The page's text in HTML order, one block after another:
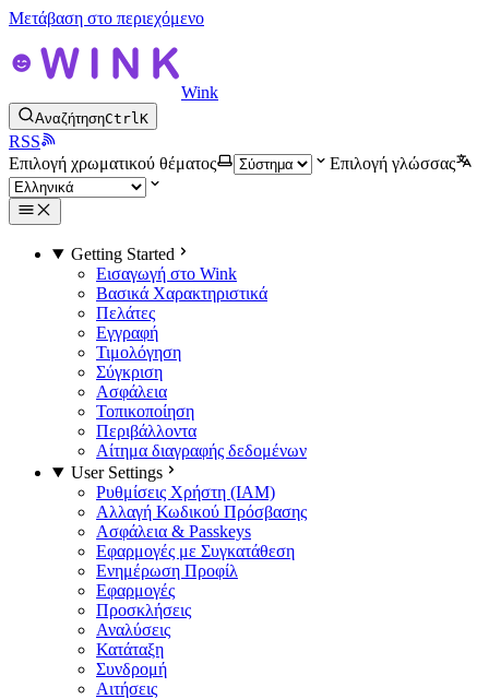
Μετάβαση στο περιεχόμενο
Wink
ΑναζήτησηCtrlK
RSS
Επιλογή χρωματικού θέματος
Επιλογή γλώσσας
Getting Started
Εισαγωγή στο Wink
Βασικά Χαρακτηριστικά
Πελάτες
Εγγραφή
Τιμολόγηση
Σύγκριση
Ασφάλεια
Τοπικοποίηση
Περιβάλλοντα
Αίτημα διαγραφής δεδομένων
User Settings
Ρυθμίσεις Χρήστη (IAM)
Αλλαγή Κωδικού Πρόσβασης
Ασφάλεια & Passkeys
Εφαρμογές με Συγκατάθεση
Ενημέρωση Προφίλ
Εφαρμογές
Προσκλήσεις
Αναλύσεις
Κατάταξη
Συνδρομή
Αιτήσεις